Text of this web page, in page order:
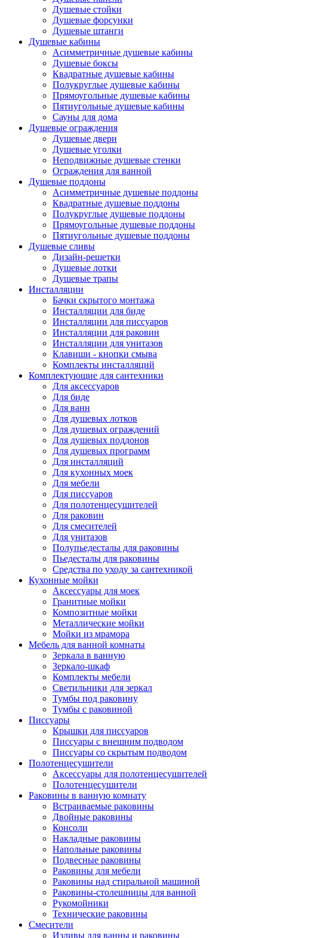
Душевые стойки
Душевые форсунки
Душевые штанги
Душевые кабины
Асимметричные душевые кабины
Душевые боксы
Квадратные душевые кабины
Полукруглые душевые кабины
Прямоугольные душевые кабины
Пятиугольные душевые кабины
Сауны для дома
Душевые ограждения
Душевые двери
Душевые уголки
Неподвижные душевые стенки
Ограждения для ванной
Душевые поддоны
Асимметричные душевые поддоны
Квадратные душевые поддоны
Полукруглые душевые поддоны
Прямоугольные душевые поддоны
Пятиугольные душевые поддоны
Душевые сливы
Дизайн-решетки
Душевые лотки
Душевые трапы
Инсталляции
Бачки скрытого монтажа
Инсталляции для биде
Инсталляции для писсуаров
Инсталляции для раковин
Инсталляции для унитазов
Клавиши - кнопки смыва
Комплекты инсталляций
Комплектующие для сантехники
Для аксессуаров
Для биде
Для ванн
Для душевых лотков
Для душевых ограждений
Для душевых поддонов
Для душевых программ
Для инсталляций
Для кухонных моек
Для мебели
Для писсуаров
Для полотенцесушителей
Для раковин
Для смесителей
Для унитазов
Полупьедесталы для раковины
Пьедесталы для раковины
Средства по уходу за сантехникой
Кухонные мойки
Аксессуары для моек
Гранитные мойки
Композитные мойки
Металлические мойки
Мойки из мрамора
Мебель для ванной комнаты
Зеркала в ванную
Зеркало-шкаф
Комплекты мебели
Светильники для зеркал
Тумбы под раковину
Тумбы с раковиной
Писсуары
Крышки для писсуаров
Писсуары с внешним подводом
Писсуары со скрытым подводом
Полотенцесушители
Аксессуары для полотенцесушителей
Полотенцесушители
Раковины в ванную комнату
Встраиваемые раковины
Двойные раковины
Консоли
Накладные раковины
Напольные раковины
Подвесные раковины
Раковины для мебели
Раковины над стиральной машиной
Раковины-столешницы для ванной
Рукомойники
Технические раковины
Смесители
Изливы для ванны и раковины